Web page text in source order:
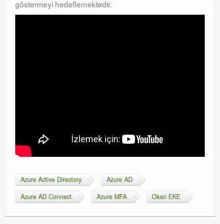
göstermeyi hedeflemektedir.
Azure Active Directory
Azure AD
Azure AD Connect
Azure MFA Okan EKE